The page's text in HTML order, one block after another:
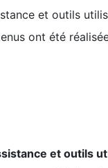
et outils
ont été
et outils